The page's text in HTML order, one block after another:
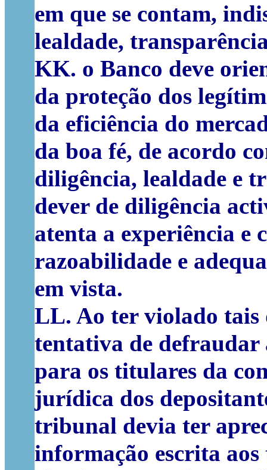
em que se contam,
lealdade,
KK. o Banco deve
da proteção dos
da eficiência do
da boa fé, de acordo
diligência, lealdade e
dever de diligência
atenta a experiência e
razoabilidade e
em vista.
LL. Ao ter violado tais
tentativa de
para os titulares da
jurídica dos
tribunal devia ter
informação escrita